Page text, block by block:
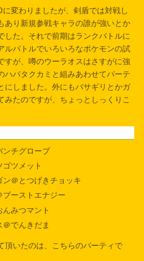
変わりましたが、剣盾では対戦し
あり新規参戦キャラの誰が強いとか
した。それで前期はランクバトルに
ルバトルでいろいろなポケモンの試
すが、噂のウーラオスはさすがに強
ハバタクカミと組みあわせてパーテ
にしました。外にもバサギリとかガ
みたのですが、ちょっとしっくりこ
ンチグローブ
ツメット
ン＠とつげきチョッキ
ーストエナジー
みつマント
でんきだま
頂いたのは、こちらのパーティで